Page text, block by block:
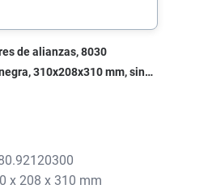
de alianzas, 8030
310x208x310 mm, sin
x 208 x 310 mm